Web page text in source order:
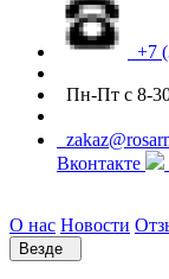
+7
Пн-Пт с 8-
Вконтакте
О нас Новости
Везде